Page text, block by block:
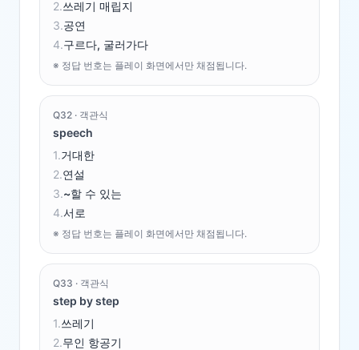
2.쓰레기 매립지
3.공연
4.구르다, 굴러가다
※ 정답 번호는 플레이 화면에서만 채점됩니다.
Q32 · 객관식
speech
1.거대한
2.연설
3.~할 수 있는
4.서로
※ 정답 번호는 플레이 화면에서만 채점됩니다.
Q33 · 객관식
step by step
1.쓰레기
2.무인 항공기